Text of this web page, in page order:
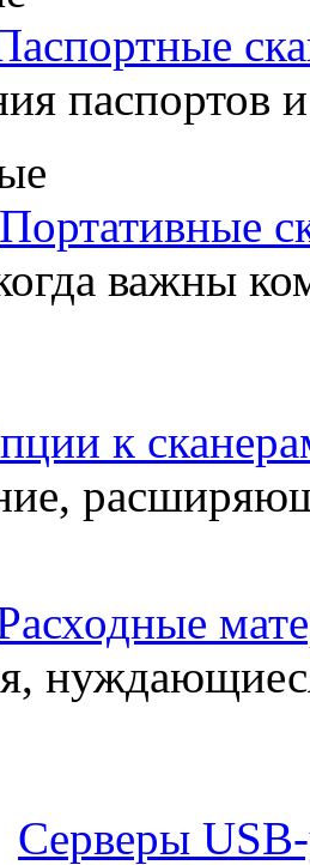
паспортов
Портативные
важны
к
Серверы